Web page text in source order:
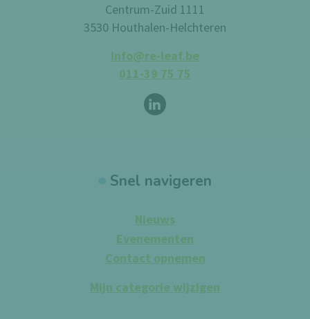
Centrum-Zuid 1111
3530 Houthalen-Helchteren
info@re-leaf.be
011-39 75 75
Volg ons op
LinkedIn
Snel navigeren
Nieuws
Evenementen
Contact opnemen
Mijn categorie wijzigen